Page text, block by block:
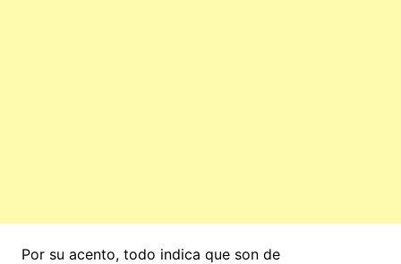
Por su acento, todo indica que son de